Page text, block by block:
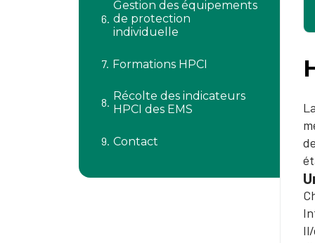
Gestion des équipements
de protection
individuelle
Formations HPCI
Récolte des indicateurs
HPCI des EMS
Contact